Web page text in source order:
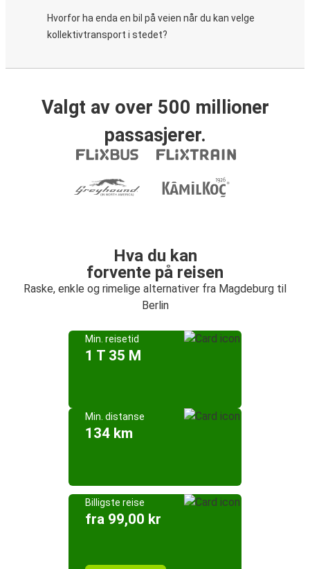
Hvorfor ha enda en bil på veien når du kan velge
kollektivtransport i stedet?
Valgt av over 500 millioner
passasjerer.
Hva du kan
forvente på reisen
Raske, enkle og rimelige alternativer fra Magdeburg til
Berlin
Min. reisetid
1 T 35 M
Min. distanse
134 km
Billigste reise
fra 99,00 kr